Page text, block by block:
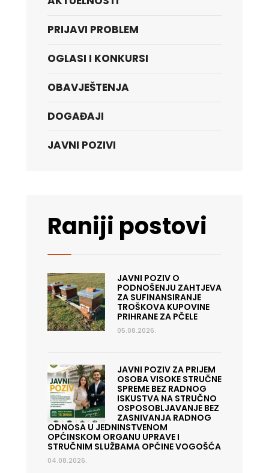
PRIJAVI PROBLEM
OGLASI I KONKURSI
OBAVJEŠTENJA
DOGAĐAJI
JAVNI POZIVI
Raniji postovi
JAVNI POZIV O
PODNOŠENJU ZAHTJEVA
ZA SUFINANSIRANJE
TROŠKOVA KUPOVINE
PRIHRANE ZA PČELE
05.08.2026.
JAVNI POZIV ZA PRIJEM
OSOBA VISOKE STRUČNE
SPREME BEZ RADNOG
ISKUSTVA NA STRUČNO
OSPOSOBLJAVANJE BEZ
ZASNIVANJA RADNOG
ODNOSA U JEDNINSTVENOM
OPĆINSKOM ORGANU UPRAVE I
STRUČNIM SLUŽBAMA OPĆINE VOGOŠĆA
04.08.2026.